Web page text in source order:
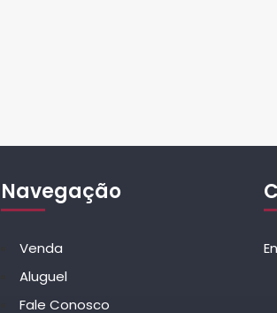
Navegação
Venda
Aluguel
Fale Conosco